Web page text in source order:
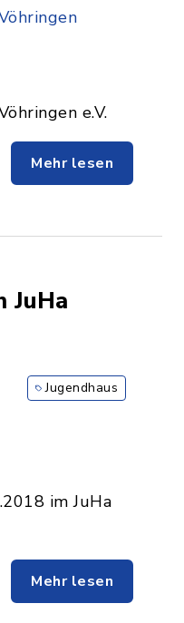
e.V.
Mehr lesen
JuHa
Jugendhaus
im JuHa
Mehr lesen